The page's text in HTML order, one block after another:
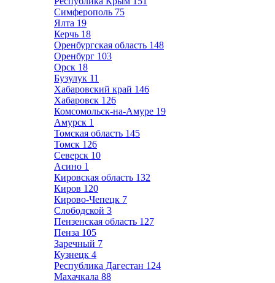
Симферополь 75
Ялта 19
Керчь 18
Оренбургская область 148
Оренбург 103
Орск 18
Бузулук 11
Хабаровский край 146
Хабаровск 126
Комсомольск-на-Амуре 19
Амурск 1
Томская область 145
Томск 126
Северск 10
Асино 1
Кировская область 132
Киров 120
Кирово-Чепецк 7
Слободской 3
Пензенская область 127
Пенза 105
Заречный 7
Кузнецк 4
Республика Дагестан 124
Махачкала 88